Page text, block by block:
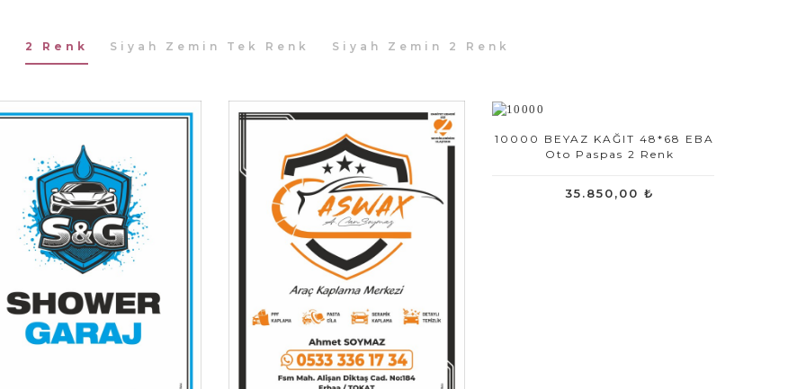
2 Renk Siyah Zemin Tek Renk Siyah Zemin 2 Renk
10000 BEYAZ KAĞIT 48*68 EBAD
Oto Paspas 2 Renk
35.850,00 ₺